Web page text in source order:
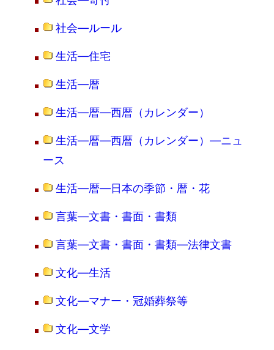
社会―ルール
生活―住宅
生活―暦
生活―暦―西暦（カレンダー）
生活―暦―西暦（カレンダー）―ニュ
ース
生活―暦―日本の季節・暦・花
言葉―文書・書面・書類
言葉―文書・書面・書類―法律文書
文化―生活
文化―マナー・冠婚葬祭等
文化―文学